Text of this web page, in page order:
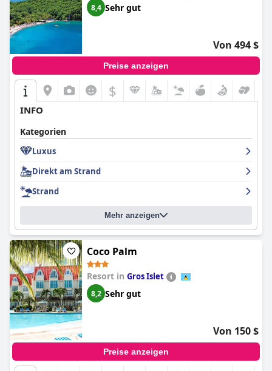
8,4 Sehr gut
Von 494 $
Preise anzeigen
$
INFO
Kategorien
Luxus
Direkt am Strand
Strand
Mehr anzeigen
Coco Palm
Resort in Gros Islet
8,2 Sehr gut
Von 150 $
Preise anzeigen